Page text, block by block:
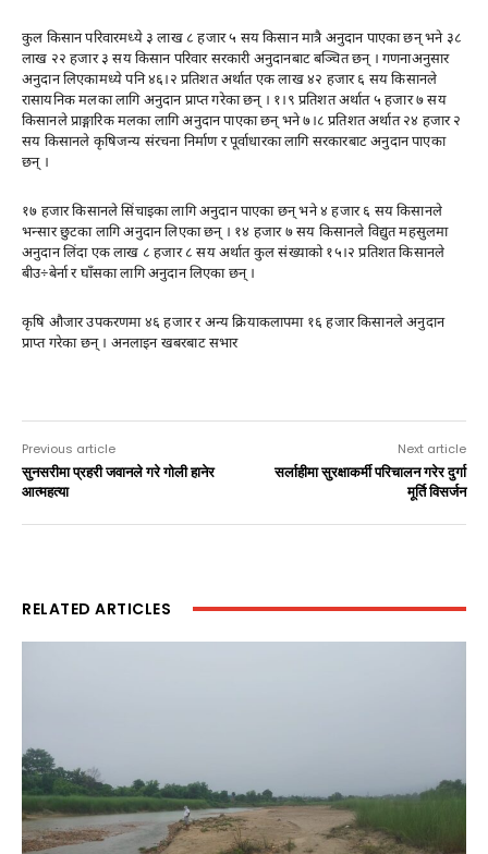
कुल किसान परिवारमध्ये ३ लाख ८ हजार ५ सय किसान मात्रै अनुदान पाएका छन् भने ३८
लाख २२ हजार ३ सय किसान परिवार सरकारी अनुदानबाट बञ्चित छन् । गणनाअनुसार
अनुदान लिएकामध्ये पनि ४६।२ प्रतिशत अर्थात एक लाख ४२ हजार ६ सय किसानले
रासायनिक मलका लागि अनुदान प्राप्त गरेका छन् । १।९ प्रतिशत अर्थात ५ हजार ७ सय
किसानले प्राङ्गारिक मलका लागि अनुदान पाएका छन् भने ७।८ प्रतिशत अर्थात २४ हजार २
सय किसानले कृषिजन्य संरचना निर्माण र पूर्वाधारका लागि सरकारबाट अनुदान पाएका
छन् ।
१७ हजार किसानले सिंचाइका लागि अनुदान पाएका छन् भने ४ हजार ६ सय किसानले
भन्सार छुटका लागि अनुदान लिएका छन् । १४ हजार ७ सय किसानले विद्युत महसुलमा
अनुदान लिंदा एक लाख ८ हजार ८ सय अर्थात कुल संख्याको १५।२ प्रतिशत किसानले
बीउ÷बेर्ना र घाँसका लागि अनुदान लिएका छन् ।
कृषि औजार उपकरणमा ४६ हजार र अन्य क्रियाकलापमा १६ हजार किसानले अनुदान
प्राप्त गरेका छन् । अनलाइन खबरबाट सभार
Previous article
सुनसरीमा प्रहरी जवानले गरे गोली हानेर
आत्महत्या
Next article
सर्लाहीमा सुरक्षाकर्मी परिचालन गरेर दुर्गा
मूर्ति विसर्जन
RELATED ARTICLES